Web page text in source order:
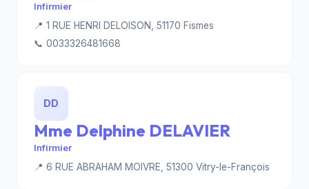
Infirmier
📍 1 RUE HENRI DELOISON, 51170 Fismes
📞 0033326481668
DD
Mme Delphine DELAVIER
Infirmier
📍 6 RUE ABRAHAM MOIVRE, 51300 Vitry-le-François